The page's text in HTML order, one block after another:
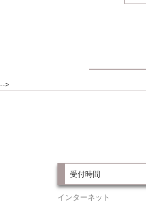
-->
受付時間
インターネット